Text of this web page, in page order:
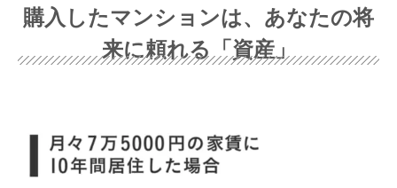
購入したマンションは、あなたの将
来に頼れる「資産」